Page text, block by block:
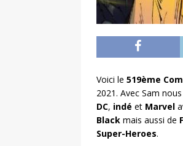
Voici le 519ème
2021. Avec Sam
DC, indé et Marvel
Black mais aussi de
Super-Heroes.